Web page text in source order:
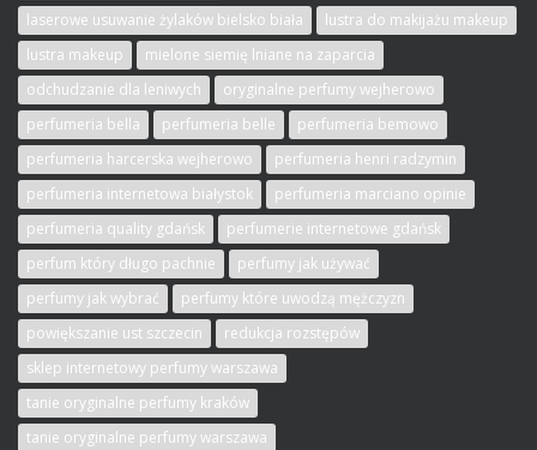
laserowe usuwanie żylaków bielsko biała
lustra do makijażu makeup
lustra makeup
mielone siemię lniane na zaparcia
odchudzanie dla leniwych
oryginalne perfumy wejherowo
perfumeria bella
perfumeria belle
perfumeria bemowo
perfumeria harcerska wejherowo
perfumeria henri radzymin
perfumeria internetowa białystok
perfumeria marciano opinie
perfumeria quality gdańsk
perfumerie internetowe gdańsk
perfum który długo pachnie
perfumy jak używać
perfumy jak wybrać
perfumy które uwodzą mężczyzn
powiększanie ust szczecin
redukcja rozstępów
sklep internetowy perfumy warszawa
tanie oryginalne perfumy kraków
tanie oryginalne perfumy warszawa